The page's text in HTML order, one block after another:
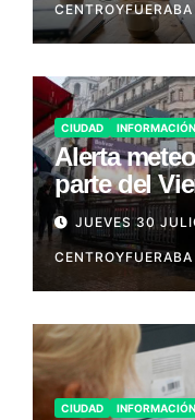
CENTROYFUERABA
CIUDAD
Alerta
parte del
JUEVES 30
CENTROYFUERABA
CIUDAD